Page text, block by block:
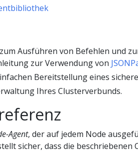
Ausführen von Befehlen und
zur Verwendung von
Bereitstellung eines
Ihres Clusterverbunds.
Agent, der auf jedem Node
sicher, dass die